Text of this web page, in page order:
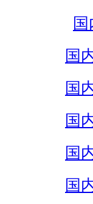
国
国
国
国
国